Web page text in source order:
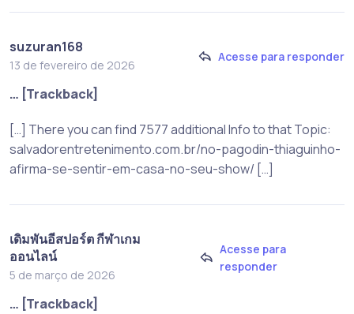
suzuran168
13 de fevereiro de 2026
Acesse para responder
… [Trackback]
[…] There you can find 7577 additional Info to that Topic:
salvadorentretenimento.com.br/no-pagodin-thiaguinho-
afirma-se-sentir-em-casa-no-seu-show/ […]
เดิมพันอีสปอร์ต กีฬาเกม
ออนไลน์
5 de março de 2026
Acesse para
responder
… [Trackback]